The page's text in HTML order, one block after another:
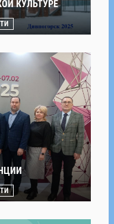
КУЛЬТУРЕ